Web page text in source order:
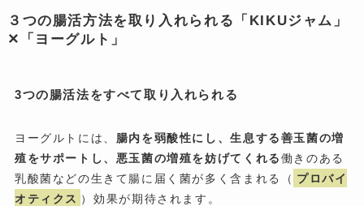
３つの腸活方法を取り入れられる「KIKUジャム」
✕「ヨーグルト」
3つの腸活法をすべて取り入れられる
ヨーグルトには、 腸内を弱酸性にし、生息する善玉菌の増
殖をサポートし、悪玉菌の増殖を妨げてくれる働きのある
乳酸菌などの生きて腸に届く菌が多く含まれる（ プロバイ
オティクス ）効果が期待されます。